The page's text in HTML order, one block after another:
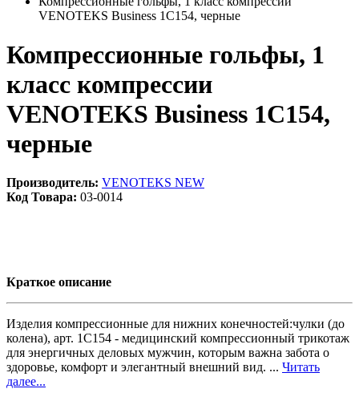
VENOTEKS Business 1C154, черные
Компрессионные гольфы, 1
класс компрессии
VENOTEKS Business 1C154,
черные
Производитель: VENOTEKS NEW
Код Товара: 03-0014
Краткое описание
Изделия компрессионные для нижних конечностей:чулки (до
колена), арт. 1C154 - медицинский компрессионный трикотаж
для энергичных деловых мужчин, которым важна забота о
здоровье, комфорт и элегантный внешний вид. ... Читать
далее...